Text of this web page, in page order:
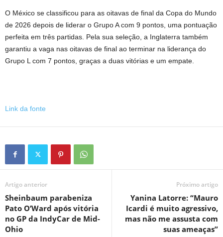
O México se classificou para as oitavas de final da Copa do Mundo
de 2026 depois de liderar o Grupo A com 9 pontos, uma pontuação
perfeita em três partidas. Pela sua seleção, a Inglaterra também
garantiu a vaga nas oitavas de final ao terminar na liderança do
Grupo L com 7 pontos, graças a duas vitórias e um empate.
Link da fonte
Artigo anterior
Sheinbaum parabeniza
Pato O’Ward após vitória
no GP da IndyCar de Mid-
Ohio
Próximo artigo
Yanina Latorre: “Mauro
Icardi é muito agressivo,
mas não me assusta com
suas ameaças”